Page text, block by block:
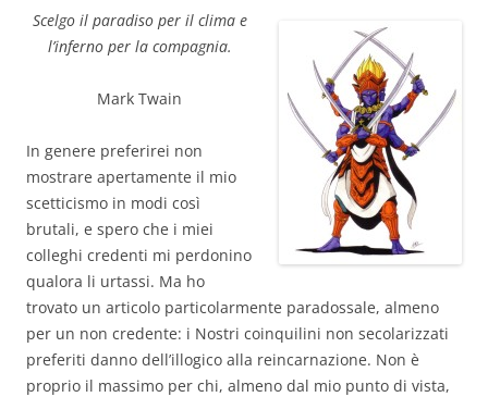
Scelgo il paradiso per il clima e
l’inferno per la compagnia.
Mark Twain
In genere preferirei non
mostrare apertamente il mio
scetticismo in modi così
brutali, e spero che i miei
colleghi credenti mi perdonino
qualora li urtassi. Ma ho
trovato un articolo particolarmente paradossale, almeno
per un non credente: i Nostri coinquilini non secolarizzati
preferiti danno dell’illogico alla reincarnazione. Non è
proprio il massimo per chi, almeno dal mio punto di vista,